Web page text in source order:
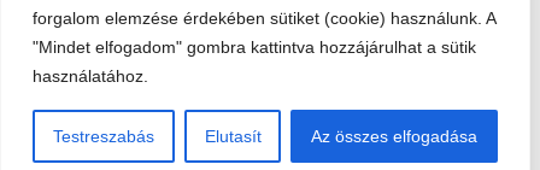
forgalom elemzése érdekében sütiket (cookie) használunk. A
"Mindet elfogadom" gombra kattintva hozzájárulhat a sütik
használatához.
Testreszabás Elutasít Az összes elfogadása
Viski Károly Múzeum Kalocsa
6300 Kalocsa, Szent István király út 25. · Telefon:+36 78 462
351